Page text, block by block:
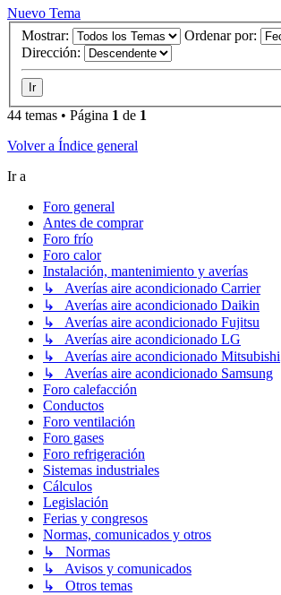
Nuevo Tema
Mostrar:
Ordenar por:
Dirección:
44 temas • Página 1 de 1
Volver a Índice general
Ir a
Foro general
Antes de comprar
Foro frío
Foro calor
Instalación, mantenimiento y averías
↳ Averías aire acondicionado Carrier
↳ Averías aire acondicionado Daikin
↳ Averías aire acondicionado Fujitsu
↳ Averías aire acondicionado LG
↳ Averías aire acondicionado Mitsubishi
↳ Averías aire acondicionado Samsung
Foro calefacción
Conductos
Foro ventilación
Foro gases
Foro refrigeración
Sistemas industriales
Cálculos
Legislación
Ferias y congresos
Normas, comunicados y otros
↳ Normas
↳ Avisos y comunicados
↳ Otros temas